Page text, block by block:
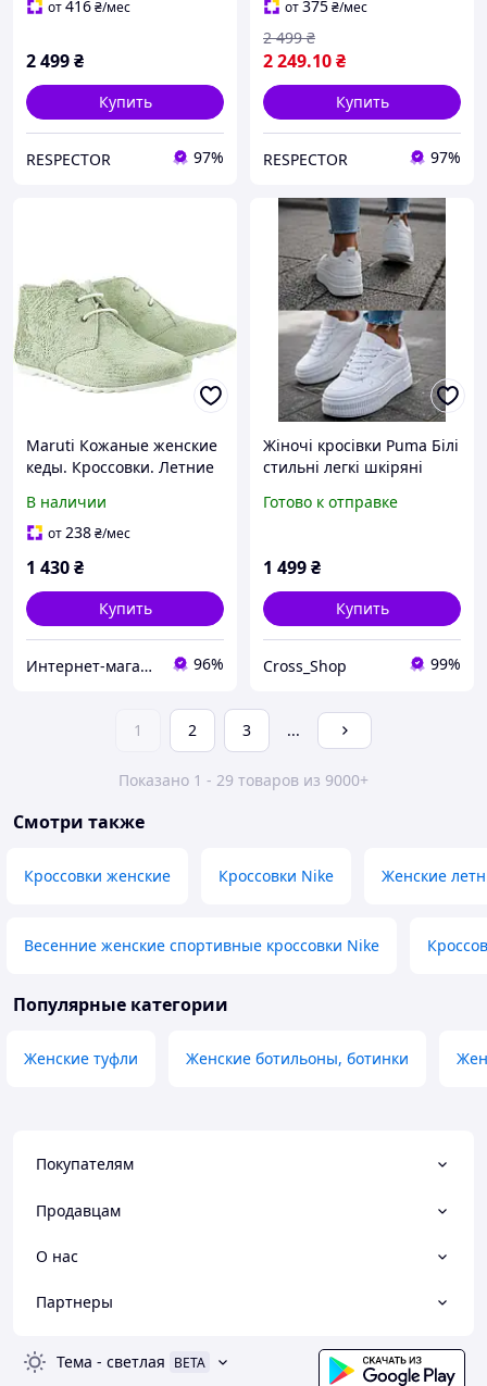
от416₴/мес
2 499₴
Купить
RESPECTOR 97%
от375₴/мес
2 249.10₴
2 499 ₴
Купить
RESPECTOR 97%
Maruti Кожаные женские
кеды. Кроссовки. Летние
(UK5)
В наличии
от238₴/мес
1 430₴
Купить
Интернет-магазин "Pegas" 96%
Жіночі кросівки Puma Білі
стильні легкі шкіряні
стильные кроссовки пума
Готово к отправке
1 499₴
Купить
Cross_Shop 99%
1 2 3 ...
Показано 1 - 29 товаров из 9000+
Смотри также
Кроссовки женские Кроссовки Nike Женские
Весенние женские спортивные кроссовки Nike
Популярные категории
Женские туфли Женские ботильоны, ботинки
Покупателям
Продавцам
О нас
Партнеры
Тема - светлая BETA